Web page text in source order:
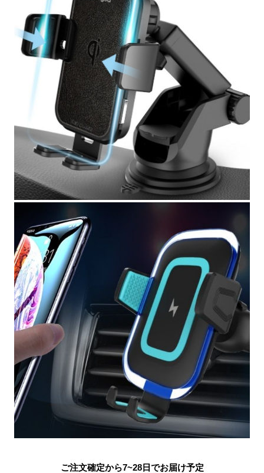
ご注文確定から7~28日でお届け予定